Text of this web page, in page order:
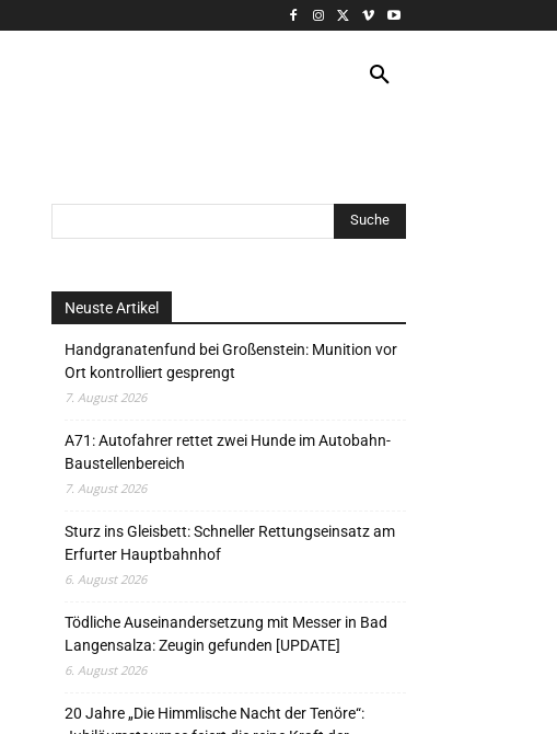
Neuste Artikel
Handgranatenfund bei Großenstein: Munition vor
Ort kontrolliert gesprengt
7. August 2026
A71: Autofahrer rettet zwei Hunde im Autobahn-
Baustellenbereich
7. August 2026
Sturz ins Gleisbett: Schneller Rettungseinsatz am
Erfurter Hauptbahnhof
6. August 2026
Tödliche Auseinandersetzung mit Messer in Bad
Langensalza: Zeugin gefunden [UPDATE]
6. August 2026
20 Jahre „Die Himmlische Nacht der Tenöre“: